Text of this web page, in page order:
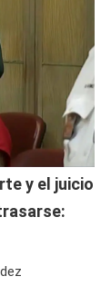
y el juicio